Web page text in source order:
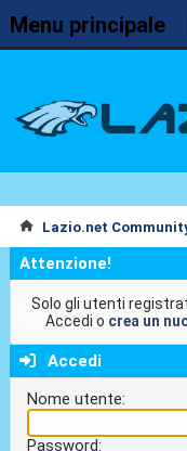
Menu principale
Lazio.net
Attenzione!
Solo gli utenti
Accedi o crea un
Accedi
Nome utente:
Password: